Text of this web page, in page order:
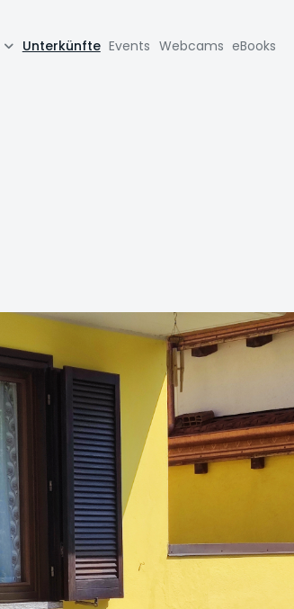
Unterkünfte Events Webcams eBooks